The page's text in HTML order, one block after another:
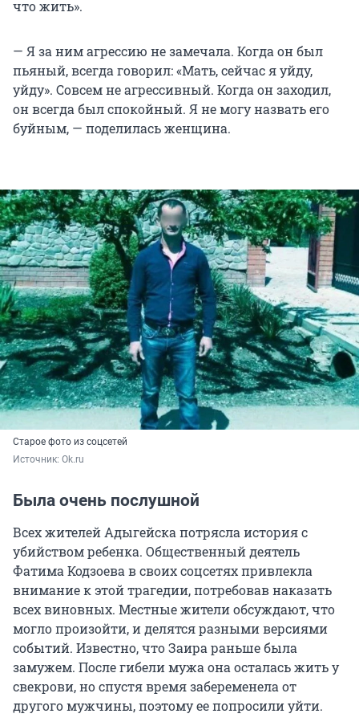
что жить».
— Я за ним агрессию не замечала. Когда он был
пьяный, всегда говорил: «Мать, сейчас я уйду,
уйду». Совсем не агрессивный. Когда он заходил,
он всегда был спокойный. Я не могу назвать его
буйным, — поделилась женщина.
Старое фото из соцсетей
Источник: Ok.ru
Была очень послушной
Всех жителей Адыгейска потрясла история с
убийством ребенка. Общественный деятель
Фатима Кодзоева в своих соцсетях привлекла
внимание к этой трагедии, потребовав наказать
всех виновных. Местные жители обсуждают, что
могло произойти, и делятся разными версиями
событий. Известно, что Заира раньше была
замужем. После гибели мужа она осталась жить у
свекрови, но спустя время забеременела от
другого мужчины, поэтому ее попросили уйти.